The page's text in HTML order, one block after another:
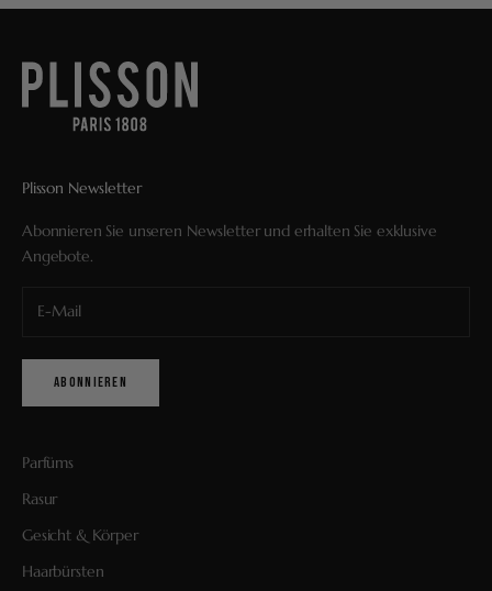
Plisson Newsletter
Abonnieren Sie unseren Newsletter und erhalten Sie exklusive
Angebote.
ABONNIEREN
Parfüms
Rasur
Gesicht & Körper
Haarbürsten